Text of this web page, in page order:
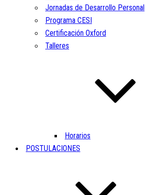
Jornadas de Desarrollo Personal
Programa CESI
Certificación Oxford
Talleres
Horarios
POSTULACIONES